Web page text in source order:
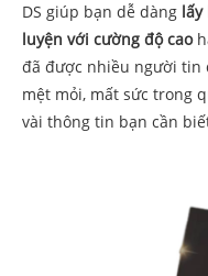
DS giúp bạn dễ dàng lấy
luyện với cường độ cao
đã được nhiều người tin
mệt mỏi, mất sức trong
vài thông tin bạn cần